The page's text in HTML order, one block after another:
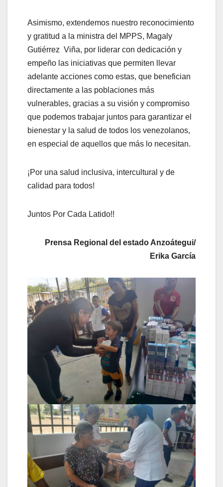
Asimismo, extendemos nuestro reconocimiento
y gratitud a la ministra del MPPS, Magaly
Gutiérrez Viña, por liderar con dedicación y
empeño las iniciativas que permiten llevar
adelante acciones como estas, que benefician
directamente a las poblaciones más
vulnerables, gracias a su visión y compromiso
que podemos trabajar juntos para garantizar el
bienestar y la salud de todos los venezolanos,
en especial de aquellos que más lo necesitan.
¡Por una salud inclusiva, intercultural y de
calidad para todos!
Juntos Por Cada Latido!!
Prensa Regional del estado Anzoátegui/
Erika García